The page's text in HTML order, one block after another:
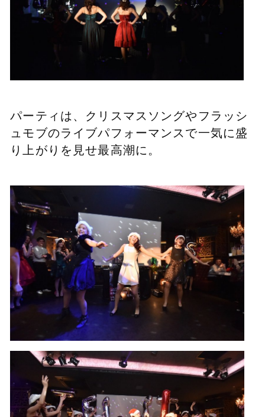
パーティは、クリスマスソングやフラッシ
ュモブのライブパフォーマンスで一気に盛
り上がりを見せ最高潮に。